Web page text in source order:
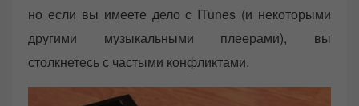
но если вы имеете дело с ITunes (и некоторыми
другими музыкальными плеерами), вы
столкнетесь с частыми конфликтами.